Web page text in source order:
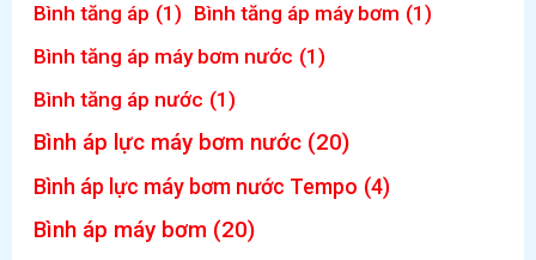
Bình tăng áp (1) Bình tăng áp máy bơm (1)
Bình tăng áp máy bơm nước (1)
Bình tăng áp nước (1)
Bình áp lực máy bơm nước (20)
Bình áp lực máy bơm nước Tempo (4)
Bình áp máy bơm (20)